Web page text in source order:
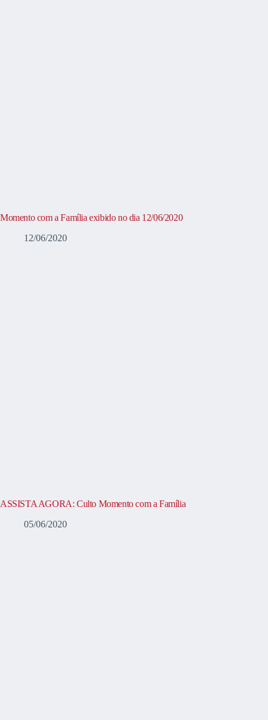
Momento com a Família exibido no dia 12/06/2020
12/06/2020
ASSISTA AGORA: Culto Momento com a Família
05/06/2020